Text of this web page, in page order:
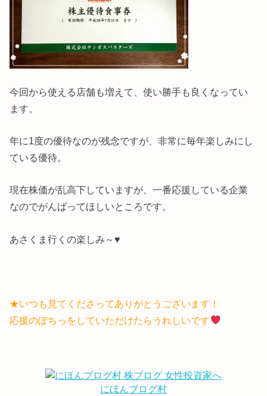
今回から使える店舗も増えて、使い勝手も良くなってい
ます。
年に1度の優待なのが残念ですが、非常に毎年楽しみにし
ている優待。
現在株価が乱高下していますが、一番応援している企業
なのでがんばってほしいところです。
あさくま行くの楽しみ～♥
★いつも見てくださってありがとうございます！
応援のぽちっをしていただけたらうれしいです
にほんブログ村